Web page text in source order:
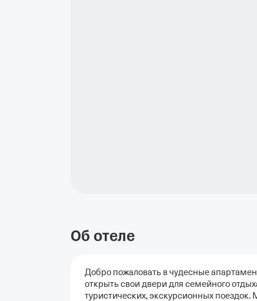
Об отеле
Добро пожаловать в чудесные
открыть свои двери для семейного
туристических, экскурсионных